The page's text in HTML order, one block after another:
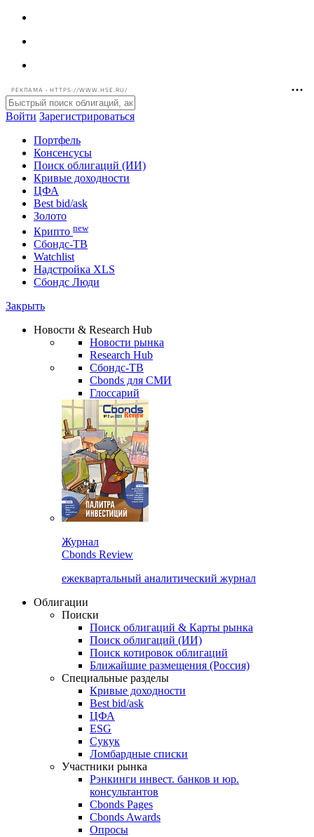
РЕКЛАМА • HTTPS://WWW.HSE.RU/
Войти Зарегистрироваться
Портфель
Консенсусы
Поиск облигаций (ИИ)
Кривые доходности
ЦФА
Best bid/ask
Золото
Крипто new
Сбондс-ТВ
Watchlist
Надстройка XLS
Сбондс Люди
Закрыть
Новости & Research Hub
Новости рынка
Research Hub
Сбондс-ТВ
Cbonds для СМИ
Глоссарий
Журнал
Cbonds Review
ежеквартальный аналитический журнал
Облигации
Поиски
Поиск облигаций & Карты рынка
Поиск облигаций (ИИ)
Поиск котировок облигаций
Ближайшие размещения (Россия)
Специальные разделы
Кривые доходности
Best bid/ask
ЦФА
ESG
Сукук
Ломбардные списки
Участники рынка
Рэнкинги инвест. банков и юр.
консультантов
Cbonds Pages
Cbonds Awards
Опросы